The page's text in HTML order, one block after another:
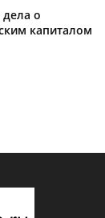
о
капиталом